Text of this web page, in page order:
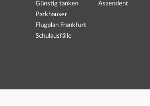
Günstig tanken
Parkhäuser
Flugplan Frankfurt
Schulausfälle
Aszendent